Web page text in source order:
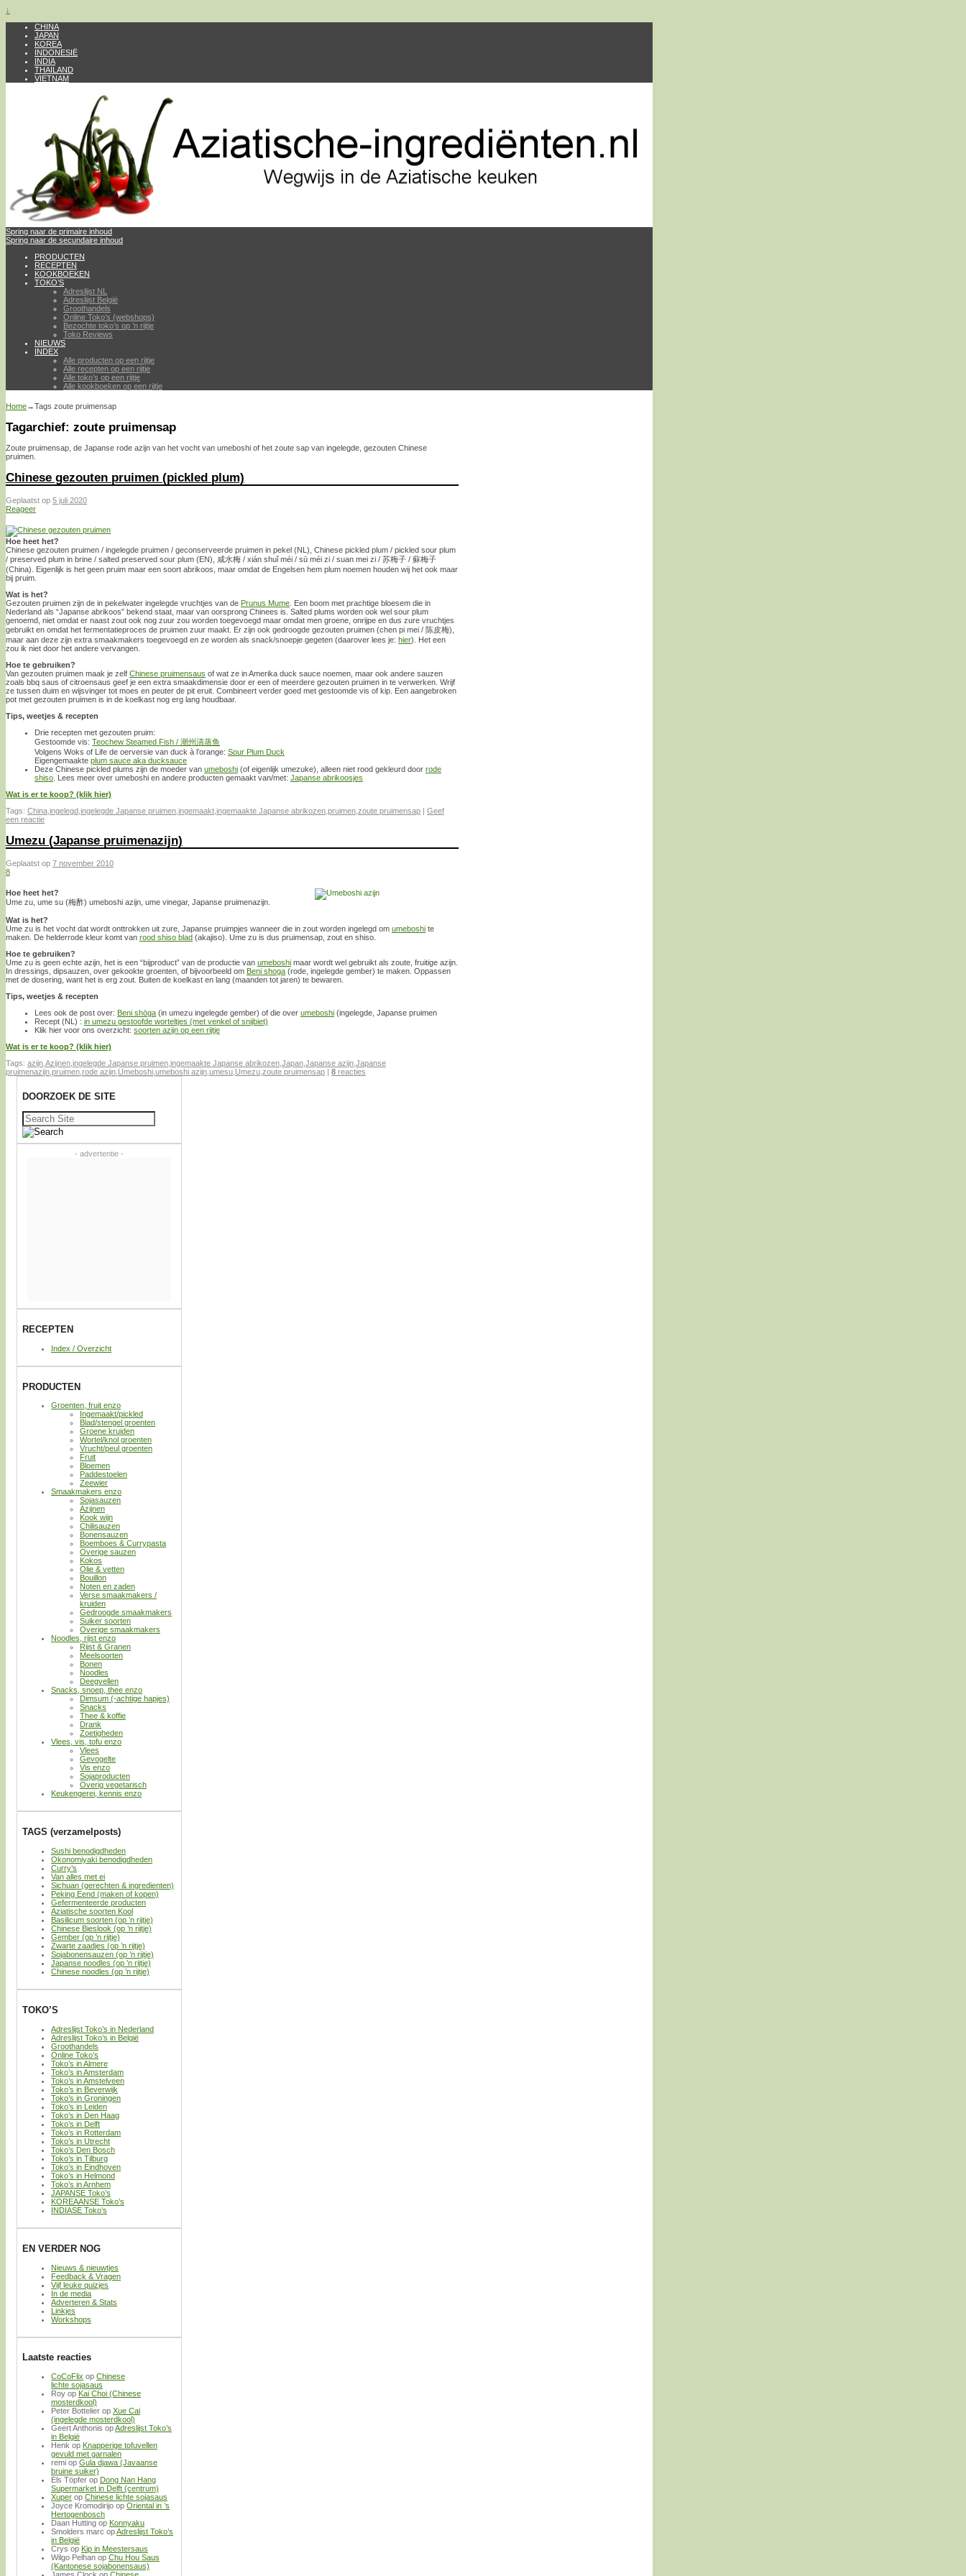
↓
CHINA
JAPAN
KOREA
INDONESIË
INDIA
THAILAND
VIETNAM
Spring naar de primaire inhoud
Spring naar de secundaire inhoud
PRODUCTEN
RECEPTEN
KOOKBOEKEN
TOKO’S
Adreslijst NL
Adreslijst België
Groothandels
Online Toko’s (webshops)
Bezochte toko’s op ’n rijtje
Toko Reviews
NIEUWS
INDEX
Alle producten op een rijtje
Alle recepten op een rijtje
Alle toko’s op een rijtje
Alle kookboeken op een rijtje
Home→Tags zoute pruimensap
Tagarchief: zoute pruimensap
Zoute pruimensap, de Japanse rode azijn van het vocht van umeboshi of het zoute sap van ingelegde, gezouten Chinese
pruimen.
Chinese gezouten pruimen (pickled plum)
Geplaatst op 5 juli 2020
Reageer
Hoe heet het?
Chinese gezouten pruimen / ingelegde pruimen / geconserveerde pruimen in pekel (NL), Chinese pickled plum / pickled sour plum
/ preserved plum in brine / salted preserved sour plum (EN), 咸水梅 / xián shuǐ méi / sū méi zi / suan mei zi / 苏梅子 / 蘇梅子
(China). Eigenlijk is het geen pruim maar een soort abrikoos, maar omdat de Engelsen hem plum noemen houden wij het ook maar
bij pruim.
Wat is het?
Gezouten pruimen zijn de in pekelwater ingelegde vruchtjes van de Prunus Mume . Een boom met prachtige bloesem die in
Nederland als “Japanse abrikoos” bekend staat, maar van oorsprong Chinees is. Salted plums worden ook wel sour plum
genoemd, niet omdat er naast zout ook nog zuur zou worden toegevoegd maar omdat men groene, onrijpe en dus zure vruchtjes
gebruikt en omdat het fermentatieproces de pruimen zuur maakt. Er zijn ook gedroogde gezouten pruimen (chen pi mei / 陈皮梅),
maar aan deze zijn extra smaakmakers toegevoegd en ze worden als snack/snoepje gegeten (daarover lees je: hier). Het een
zou ik niet door het andere vervangen.
Hoe te gebruiken?
Van gezouten pruimen maak je zelf Chinese pruimensaus of wat ze in Amerika duck sauce noemen, maar ook andere sauzen
zoals bbq saus of citroensaus geef je een extra smaakdimensie door er een of meerdere gezouten pruimen in te verwerken. Wrijf
ze tussen duim en wijsvinger tot moes en peuter de pit eruit. Combineert verder goed met gestoomde vis of kip. Een aangebroken
pot met gezouten pruimen is in de koelkast nog erg lang houdbaar.
Tips, weetjes & recepten
Drie recepten met gezouten pruim:
Gestoomde vis: Teochew Steamed Fish / 潮州清蒸鱼
Volgens Woks of Life de oerversie van duck à l’orange: Sour Plum Duck
Eigengemaakte plum sauce aka ducksauce
Deze Chinese pickled plums zijn de moeder van umeboshi (of eigenlijk umezuke), alleen niet rood gekleurd door rode
shiso . Lees meer over umeboshi en andere producten gemaakt van/met: Japanse abrikoosjes
Wat is er te koop? (klik hier)
Tags: China ingelegd ingelegde Japanse pruimen ingemaakt ingemaakte Japanse abrikozen pruimen zoute pruimensap
Geef
een reactie
Umezu (Japanse pruimenazijn)
Geplaatst op 7 november 2010
8
Hoe heet het?
Ume zu, ume su (梅酢) umeboshi azijn, ume vinegar, Japanse pruimenazijn.
Wat is het?
Ume zu is het vocht dat wordt onttrokken uit zure, Japanse pruimpjes wanneer die in zout worden ingelegd om umeboshi te
maken. De helderrode kleur komt van rood shiso blad (akajiso). Ume zu is dus pruimensap, zout en shiso.
Hoe te gebruiken?
Ume zu is geen echte azijn, het is een “bijproduct” van de productie van umeboshi maar wordt wel gebruikt als zoute, fruitige azijn.
In dressings, dipsauzen, over gekookte groenten, of bijvoorbeeld om Beni shoga (rode, ingelegde gember) te maken. Oppassen
met de dosering, want het is erg zout. Buiten de koelkast en lang (maanden tot jaren) te bewaren.
Tips, weetjes & recepten
Lees ook de post over: Beni shōga (in umezu ingelegde gember) of die over umeboshi (ingelegde, Japanse pruimen
Recept (NL) : in umezu gestoofde worteltjes (met venkel of snijbiet)
Klik hier voor ons overzicht: soorten azijn op een rijtje
Wat is er te koop? (klik hier)
Tags: azijn Azijnen ingelegde Japanse pruimen ingemaakte Japanse abrikozen Japan Japanse azijn Japanse
pruimenazijn pruimen rode azijn Umeboshi umeboshi azijn umesu Umezu zoute pruimensap 8 reacties
DOORZOEK DE SITE
Zoeken
naar:
- advertentie -
RECEPTEN
Index / Overzicht
PRODUCTEN
Groenten, fruit enzo
Ingemaakt/pickled
Blad/stengel groenten
Groene kruiden
Wortel/knol groenten
Vrucht/peul groenten
Fruit
Bloemen
Paddestoelen
Zeewier
Smaakmakers enzo
Sojasauzen
Azijnen
Kook wijn
Chilisauzen
Bonensauzen
Boemboes & Currypasta
Overige sauzen
Kokos
Olie & vetten
Bouillon
Noten en zaden
Verse smaakmakers /
kruiden
Gedroogde smaakmakers
Suiker soorten
Overige smaakmakers
Noodles, rijst enzo
Rijst & Granen
Meelsoorten
Bonen
Noodles
Deegvellen
Snacks, snoep, thee enzo
Dimsum (-achtige hapjes)
Snacks
Thee & koffie
Drank
Zoetigheden
Vlees, vis, tofu enzo
Vlees
Gevogelte
Vis enzo
Sojaproducten
Overig vegetarisch
Keukengerei, kennis enzo
TAGS (verzamelposts)
Sushi benodigdheden
Okonomiyaki benodigdheden
Curry’s
Van alles met ei
Sichuan (gerechten & ingredienten)
Peking Eend (maken of kopen)
Gefermenteerde producten
Aziatische soorten Kool
Basilicum soorten (op ’n rijtje)
Chinese Bieslook (op ’n rijtje)
Gember (op ’n rijtje)
Zwarte zaadjes (op ’n rijtje)
Sojabonensauzen (op ’n rijtje)
Japanse noodles (op ’n rijtje)
Chinese noodles (op ’n rijtje)
TOKO’S
Adreslijst Toko’s in Nederland
Adreslijst Toko’s in België
Groothandels
Online Toko’s
Toko’s in Almere
Toko’s in Amsterdam
Toko’s in Amstelveen
Toko’s in Beverwijk
Toko’s in Groningen
Toko’s in Leiden
Toko’s in Den Haag
Toko’s in Delft
Toko’s in Rotterdam
Toko’s in Utrecht
Toko’s Den Bosch
Toko’s in Tilburg
Toko’s in Eindhoven
Toko’s in Helmond
Toko’s in Arnhem
JAPANSE Toko’s
KOREAANSE Toko’s
INDIASE Toko’s
EN VERDER NOG
Nieuws & nieuwtjes
Feedback & Vragen
Vijf leuke quizjes
In de media
Adverteren & Stats
Linkjes
Workshops
Laatste reacties
CoCoFlix op Chinese
lichte sojasaus
Roy op Kai Choi (Chinese
mosterdkool)
Peter Bottelier op Xue Cai
(ingelegde mosterdkool)
Geert Anthonis opAdreslijst Toko’s
in België
Henk op Knapperige tofuvellen
gevuld met garnalen
remi op Gula djawa (Javaanse
bruine suiker)
Els Töpfer op Dong Nan Hang
Supermarket in Delft (centrum)
Xuper op Chinese lichte sojasaus
Joyce Kromodirijo op Oriental in ’s
Hertogenbosch
Daan Hutting op Konnyaku
Smolders marc opAdreslijst Toko’s
in België
Crys op Kip in Meestersaus
Wilgo Pelhan op Chu Hou Saus
(Kantonese sojabonensaus)